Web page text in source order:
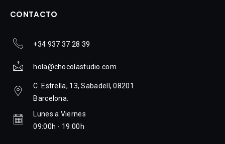
CONTACTO
+34 937 37 28 39
hola@chocolastudio.com
C. Estrella, 13, Sabadell, 08201.
Barcelona.
Lunes a Viernes
09:00h - 19:00h